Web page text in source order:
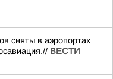
сняты в аэропортах
ВЕСТИ